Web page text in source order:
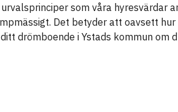
som våra hyresvärdar
Det betyder att oavsett hur
drömboende i Ystads kommun om